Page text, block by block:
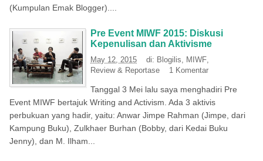
(Kumpulan Emak Blogger)....
Pre Event MIWF 2015: Diskusi
Kepenulisan dan Aktivisme
May 12, 2015 di: Blogilis, MIWF,
Review & Reportase
1 Komentar
Tanggal 3 Mei lalu saya menghadiri Pre
Event MIWF bertajuk Writing and Activism. Ada 3 aktivis
perbukuan yang hadir, yaitu: Anwar Jimpe Rahman (Jimpe, dari
Kampung Buku), Zulkhaer Burhan (Bobby, dari Kedai Buku
Jenny), dan M. Ilham...